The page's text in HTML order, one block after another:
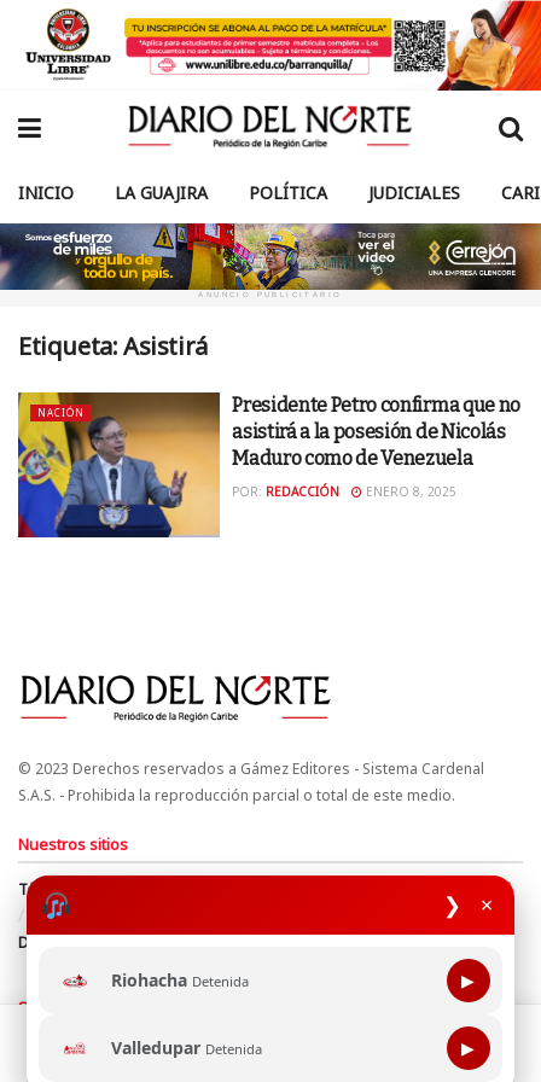
❯ ×
Riohacha Detenida ▶
Valledupar Detenida ▶
INICIO LA GUAJIRA POLÍTICA JUDICIALES
ANUNCIO PUBLICITARIO
Etiqueta:Asistirá
NACIÓN
Presidente Petro confirma que no
asistirá a la posesión de Nicolás
Maduro como de Venezuela
POR: REDACCIÓN ENERO 8, 2025
© 2023 Derechos reservados a Gámez Editores - Sistema Cardenal
S.A.S. - Prohibida la reproducción parcial o total de este medio.
Nuestros sitios
Términos y Condiciones
Derechos de Autor y Propiedad Intelectual
Política de uso de cookies
Política de Tratamiento de Datos
Directrices Editoriales
Síguenos
Esta página web usa cookie para mejorar tu experiencia de
navegación, al continuar aceptas nuestra política de uso de